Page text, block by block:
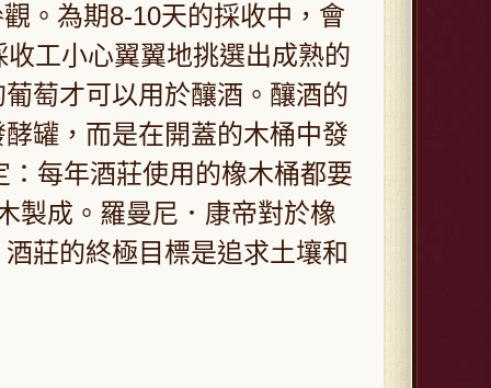
。為期8-10天的採收中，會
工小心翼翼地挑選出成熟的
萄才可以用於釀酒。釀酒的
罐，而是在開蓋的木桶中發
每年酒莊使用的橡木桶都要
製成。羅曼尼．康帝對於橡
莊的終極目標是追求土壤和